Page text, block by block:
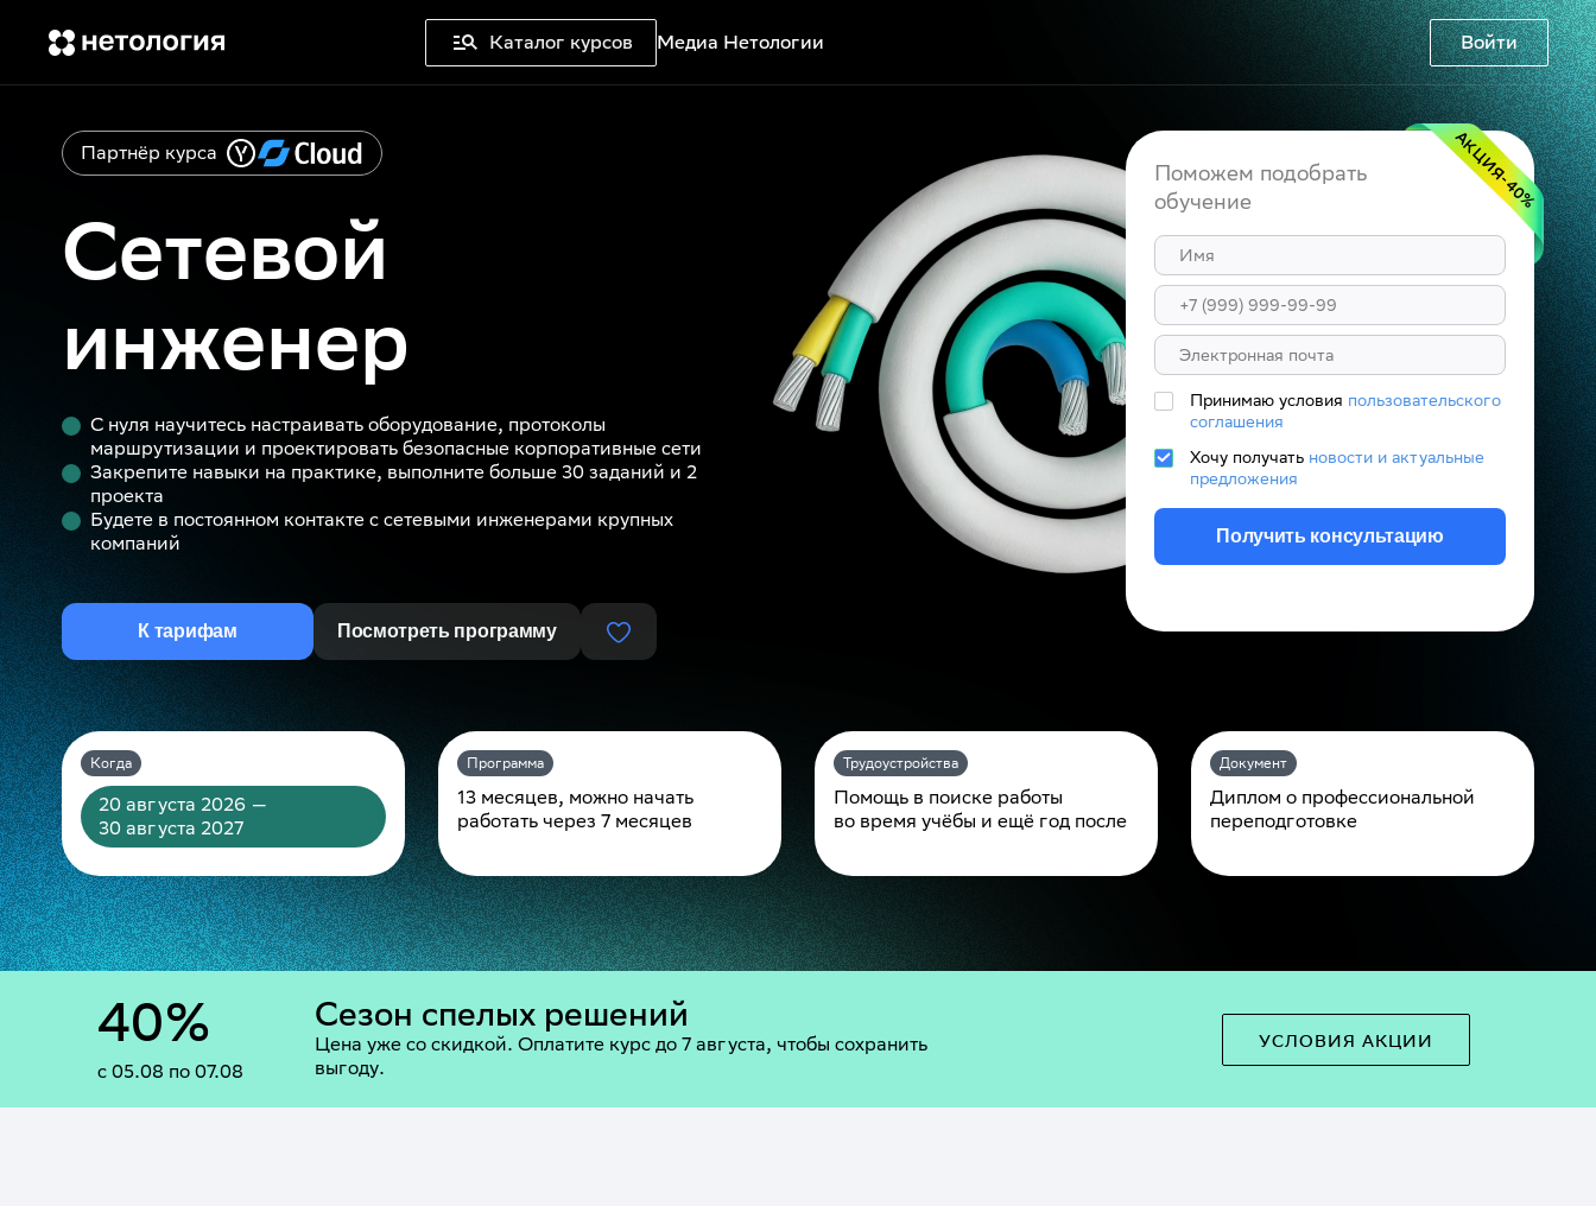
Каталог курсов Медиа Нетологии Войти
Партнёр курса
Сетевой
инженер
С нуля научитесь настраивать оборудование, протоколы
маршрутизации и проектировать безопасные корпоративные сети
Закрепите навыки на практике, выполните больше 30 заданий и 2
проекта
Будете в постоянном контакте с сетевыми инженерами крупных
компаний
К тарифам Посмотреть программу
АКЦИЯ
-40
%
Поможем подобрать
обучение
Принимаю условия пользовательского
соглашения
Хочу получать новости и актуальные
предложения
Получить консультацию
Когда
20 августа 2026 —
30 августа 2027
Программа
13 месяцев, можно начать
работать через 7 месяцев
Трудоустройства
Помощь в поиске работы
во время учёбы и ещё год после
Документ
Диплом о профессиональной
переподготовке
40%
с 05.08 по 07.08
Сезон спелых решений
Цена уже со скидкой. Оплатите курс до 7 августа, чтобы сохранить
выгоду.
УСЛОВИЯ АКЦИИ